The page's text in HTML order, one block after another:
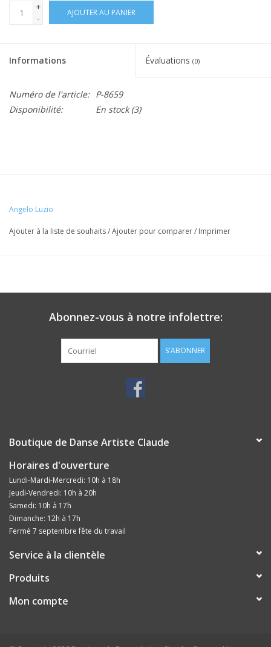
+
-
AJOUTER AU PANIER
Informations Évaluations (0)
Numéro de l'article: P-8659
Disponibilité:
En stock(3)
Angelo Luzio
Ajouter à la liste de souhaits/Ajouter pour comparer/ Imprimer
Abonnez-vous à notre infolettre:
S'ABONNER
Boutique de Danse Artiste Claude
Horaires d'ouverture
Lundi-Mardi-Mercredi: 10h à 18h
Jeudi-Vendredi: 10h à 20h
Samedi: 10h à 17h
Dimanche: 12h à 17h
Fermé 7 septembre fête du travail
Service à la clientèle
Produits
Mon compte